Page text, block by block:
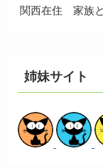
関西在住 家族
姉妹サイト